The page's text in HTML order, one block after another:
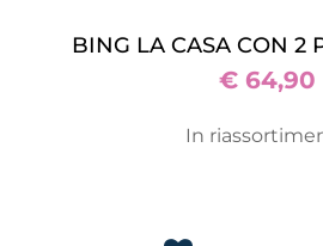
BING LA CASA CON 2
€ 64,90
In